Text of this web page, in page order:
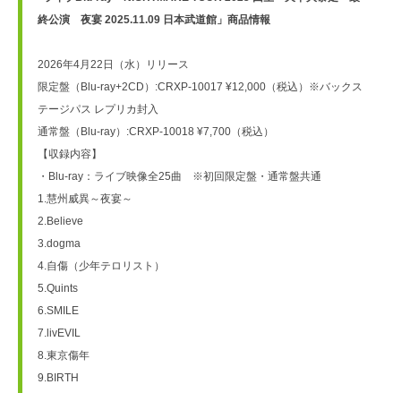
終公演　夜宴 2025.11.09 日本武道館」商品情報
2026年4月22日（水）リリース
限定盤（Blu-ray+2CD）:CRXP-10017 ¥12,000（税込）※バックス
テージパス レプリカ封入
通常盤（Blu-ray）:CRXP-10018 ¥7,700（税込）
【収録内容】
・Blu-ray：ライブ映像全25曲　※初回限定盤・通常盤共通
1.慧州威異～夜宴～
2.Believe
3.dogma
4.自傷（少年テロリスト）
5.Quints
6.SMILE
7.livEVIL
8.東京傷年
9.BIRTH